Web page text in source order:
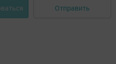
Отправить